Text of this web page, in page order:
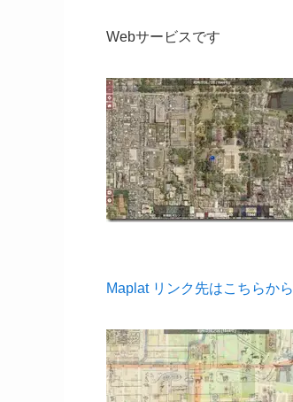
Webサービスです
Maplat リンク先はこちらから